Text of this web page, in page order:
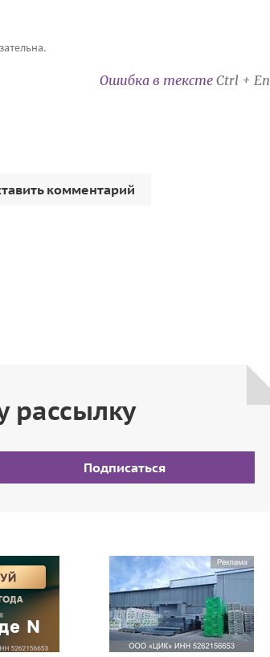
Ошибка в тексте Ctrl +
комментарий
рассылку
Подписаться